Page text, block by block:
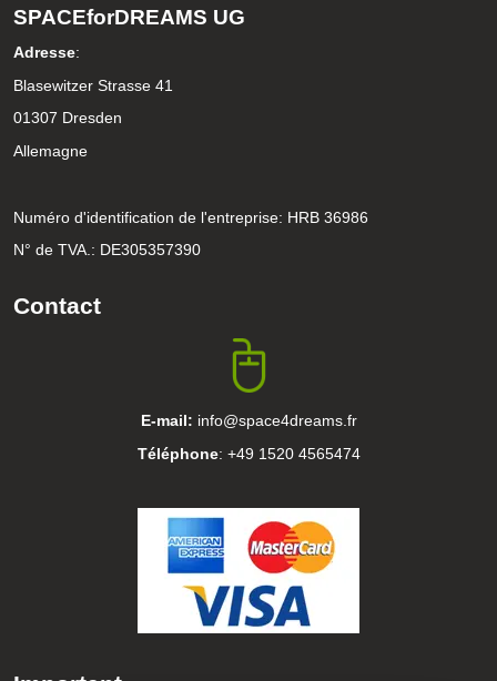
SPACEforDREAMS UG
Adresse:
Blasewitzer Strasse 41
01307 Dresden
Allemagne
Numéro d'identification de l'entreprise: HRB 36986
N° de TVA.: DE305357390
Contact
E-mail: info@space4dreams.fr
Téléphone: +49 1520 4565474